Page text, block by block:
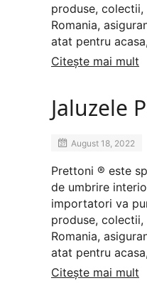
produse,
Romania,
atat pentru
Citește mai mult
Jaluzele
August 18, 2022
Prettoni ® este
de umbrire
importatori va
produse,
Romania,
atat pentru
Citește mai mult